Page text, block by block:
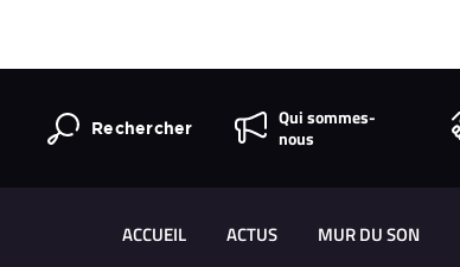
Rechercher
Qui sommes-
nous
ACCUEIL ACTUS MUR DU SON